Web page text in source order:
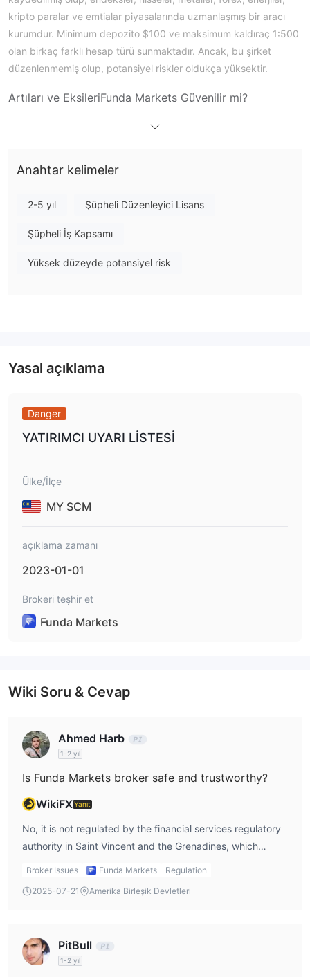
kripto paralar ve emtialar piyasalarında uzmanlaşmış bir aracı
kurumdur. Minimum depozito $100 ve maksimum kaldıraç 1:500
olan birkaç farklı hesap türü sunmaktadır. Ancak, bu şirket
düzenlenmemiş olup, potansiyel riskler oldukça yüksektir.
Artıları ve EksileriFunda Markets Güvenilir mi?
gelir. Ayrıca, alan adı durumu müşteri transferinin yasaklandığını
Funda Markets çeşitli ürünler sunmaktadır, bunlar arasında
ve emtialar bulunmaktadır.
veya MT5'i desteklemez.
seçeneklerinin türüne bağlı olarak belirli miktarlarda ücretler
alınır.
Anahtar kelimeler
2-5 yıl Şüpheli Düzenleyici Lisans
Şüpheli İş Kapsamı
Yüksek düzeyde potansiyel risk
Yasal açıklama
Danger
YATIRIMCI UYARI LİSTESİ
Ülke/İlçe
MY SCM
açıklama zamanı
2023-01-01
Brokeri teşhir et
Funda Markets
Wiki Soru & Cevap
Ahmed Harb
1-2 yıl
Is Funda Markets broker safe and trustworthy?
WikiFXYanıt
No, it is not regulated by the financial services regulatory
authority in Saint Vincent and the Grenadines, which
means that the company lacks regulation from its
client transferring is prohibited. Please note the potential
Broker Issues Funda Markets
Regulation
2025-07-21
Amerika Birleşik Devletleri
PitBull
1-2 yıl